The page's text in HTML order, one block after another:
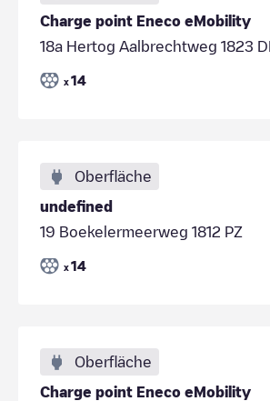
Charge point Eneco eMobility
18a Hertog Aalbrechtweg 1823 DL
x 14
Oberfläche
undefined
19 Boekelermeerweg 1812 PZ
x 14
Oberfläche
Charge point Eneco eMobility